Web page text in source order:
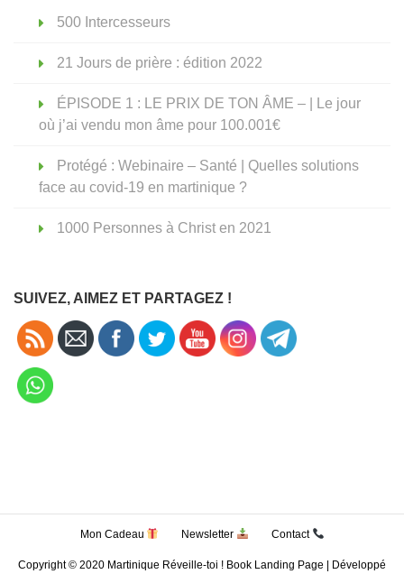
500 Intercesseurs
21 Jours de prière : édition 2022
ÉPISODE 1 : LE PRIX DE TON ÂME – | Le jour
où j’ai vendu mon âme pour 100.001€
Protégé : Webinaire – Santé | Quelles solutions
face au covid-19 en martinique ?
1000 Personnes à Christ en 2021
SUIVEZ, AIMEZ ET PARTAGEZ !
Mon Cadeau Newsletter Contact
Copyright © 2020 Martinique Réveille-toi ! Book Landing Page | Développé